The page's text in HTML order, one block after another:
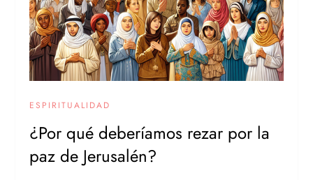
ESPIRITUALIDAD
¿Por qué deberíamos rezar por la
paz de Jerusalén?